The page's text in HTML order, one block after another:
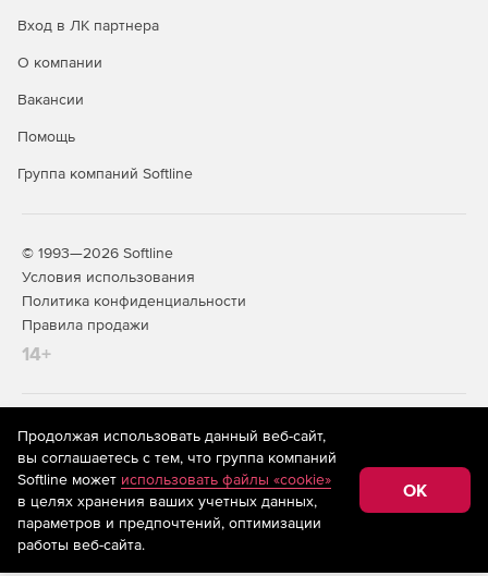
Вход в ЛК партнера
О компании
Вакансии
Помощь
Группа компаний Softline
© 1993—2026 Softline
Условия использования
Политика конфиденциальности
Правила продажи
14+
На информационном ресурсе store.softline.ru применяются
рекомендательные технологии
(информационные технологии
предоставления информации на основе сбора,
систематизации и анализа сведений, относящихся к
предпочтениям пользователей сети «Интернет»,
находящихся на территории Российской Федерации)
Продолжая использовать данный веб-сайт,
вы соглашаетесь с тем, что группа компаний
Softline может использовать файлы «cookie»
в целях хранения ваших учетных данных,
параметров и предпочтений, оптимизации
работы веб-сайта.
OK